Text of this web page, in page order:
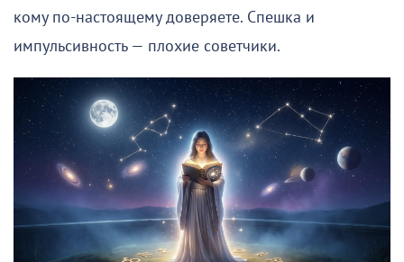
кому по-настоящему доверяете. Спешка и
импульсивность — плохие советчики.